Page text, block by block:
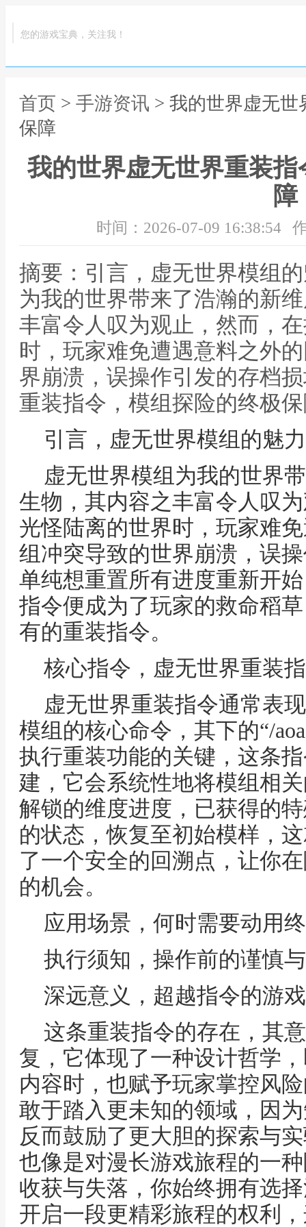
您的游戏宝典，关注我！
首页 > 手游资讯 > 我的世界虚无
保障
我的世界虚无世界重装
障
时间：2026-07-09 16:38:54
摘要：引言，虚无世界模组
为我的世界带来了浩瀚的新
丰富令人叹为观止，然而，
时，玩家难免遭遇意料之外
界崩溃，误操作引发的存档
重装指令，模组探险的终极
引言，虚无世界模组的魅
虚无世界模组为我的世界
生物，其内容之丰富令人叹
光怪陆离的世界时，玩家难
组冲突导致的世界崩溃，误
单纯想重置所有进度重新开
指令便成为了玩家的救命稻
有的重装指令。
核心指令，虚无世界重装
虚无世界重装指令通常表
模组的核心命令，其下的“/
执行重装功能的关键，这条
建，它会系统性地将模组相
解锁的维度进度，已获得的
的状态，恢复至初始模样，
了一个安全的回溯点，让你
的机会。
应用场景，何时需要动用
执行须知，操作前的谨慎
深远意义，超越指令的游
这条重装指令的存在，其
复，它体现了一种设计哲学
内容时，也赋予玩家掌控风
敢于踏入更未知的领域，因
反而鼓励了更大胆的探索与
也像是对漫长游戏旅程的一
收获与失落，你始终拥有选
开启一段更精彩旅程的权利